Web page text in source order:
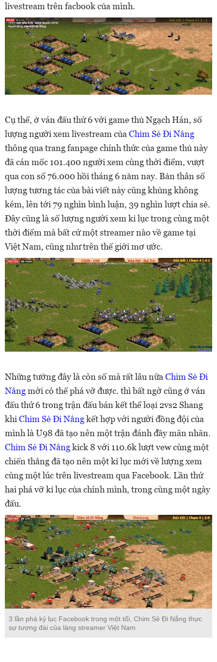
livestream trên facbook của mình.
Cụ thể, ở ván đấu thứ 6 với game thủ Ngạch Hán, số
lượng người xem livestream của Chim Sẻ Đi Nắng
thông qua trang fanpage chính thức của game thủ này
đã cán mốc 101.400 người xem cùng thời điểm, vượt
qua con số 76.000 hồi tháng 6 năm nay. Bản thân số
lượng tương tác của bài viết này cũng khủng không
kém, lên tới 79 nghìn bình luận, 39 nghìn lượt chia sẻ.
Đây cũng là số lượng người xem kỉ lục trong cùng một
thời điểm mà bất cứ một streamer nào về game tại
Việt Nam, cũng như trên thế giới mơ ước.
Những tưởng đây là còn số mà rất lâu nữaChim Sẻ Đi
Nắngmới có thể phá vỡ được. thì bất ngờ cũng ở ván
đấu thứ 6 trong trận đấu bán kết thể loại 2vs2 Shang
khiChim Sẻ Đi Nắngkết hợp với người đồng đội của
mình là U98 đã tạo nên một trận đánh đầy mãn nhãn.
Chim Sẻ Đi Nắngkick 8 với 110.6k lượt vew cùng một
chiến thắng đã tạo nên một kỉ lục mới về lượng xem
cùng một lúc trên livestream qua Facebook. Lần thứ
hai phá vỡ kỉ lục của chính mình, trong cùng một ngày
đấu.
3 lần phá kỷ lục Facebook trong một tối, Chim Sẻ Đi Nắng thực
sự tượng đài của làng streamer Việt Nam